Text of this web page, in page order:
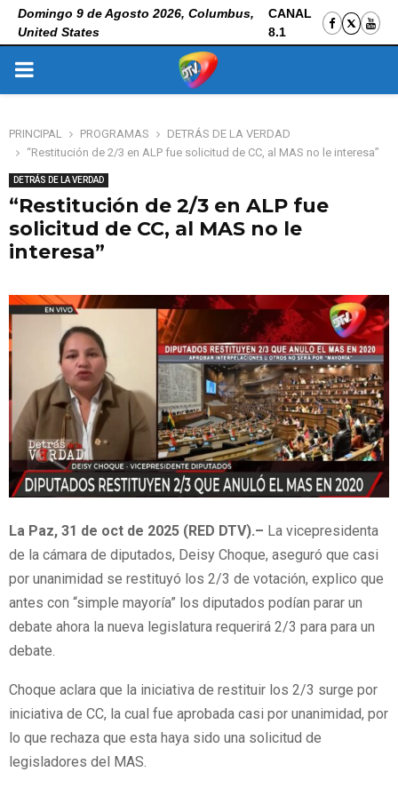
Domingo 9 de Agosto 2026, Columbus,
United States
CANAL
8.1
PRIMARY
PRINCIPAL PROGRAMAS
DETRÁS DE LA VERDAD
“Restitución de 2/3 en ALP fue solicitud de CC, al MAS no le interesa”
DETRÁS DE LA VERDAD
“Restitución de 2/3 en ALP fue
solicitud de CC, al MAS no le
interesa”
La Paz, 31 de oct de 2025 (RED DTV).– La vicepresidenta
de la cámara de diputados, Deisy Choque, aseguró que casi
por unanimidad se restituyó los 2/3 de votación, explico que
antes con “simple mayoría” los diputados podían parar un
debate ahora la nueva legislatura requerirá 2/3 para para un
debate.
Choque aclara que la iniciativa de restituir los 2/3 surge por
iniciativa de CC, la cual fue aprobada casi por unanimidad, por
lo que rechaza que esta haya sido una solicitud de
legisladores del MAS.